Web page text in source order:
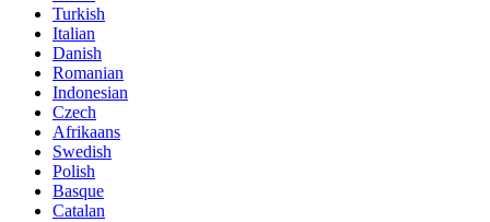
Turkish
Italian
Danish
Romanian
Indonesian
Czech
Afrikaans
Swedish
Polish
Basque
Catalan